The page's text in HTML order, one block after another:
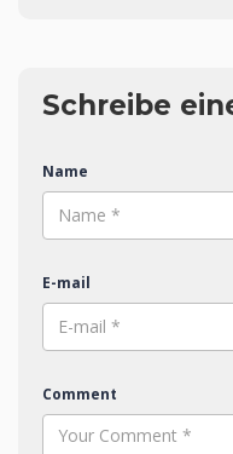
Schreibe
Name
E-mail
Comment